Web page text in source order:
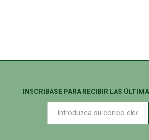
INSCRIBASE PARA RECIBIR LAS